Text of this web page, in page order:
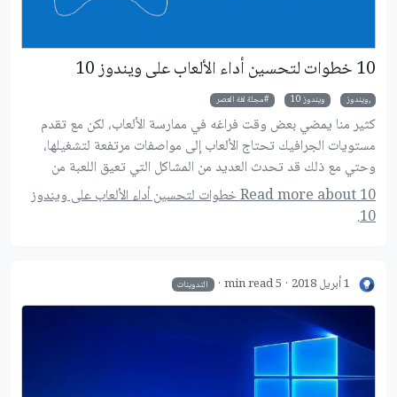
10 خطوات لتحسين أداء الألعاب على ويندوز 10
,ويندوز ويندوز 10 مجلة لغة العصر
كثير منا يمضي بعض وقت فراغه في ممارسة الألعاب، لكن مع تقدم
مستويات الجرافيك تحتاج الألعاب إلى مواصفات مرتفعة لتشغيلها،
وحتي مع ذلك قد تحدث العديد من المشاكل التي تعيق اللعبة من
تقديم الأداء الأمثل، إليك مجموعة من الخطوات التي ستعيد أداء
الألعاب إلى أفضل حالاته.
Read more about 10 خطوات لتحسين أداء الألعاب على ويندوز
10.
1 أبريل 2018 5 min read التدوينات